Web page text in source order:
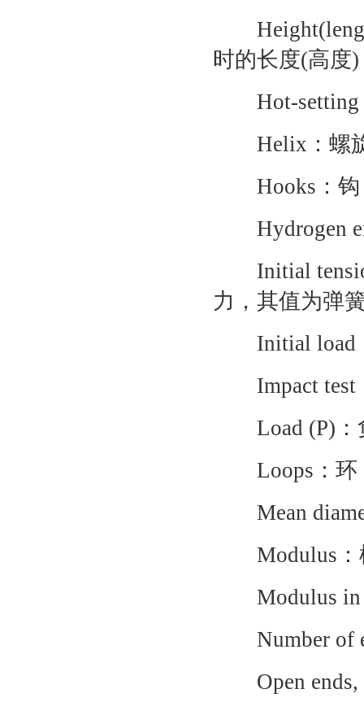
时的长度(高度)
Hot-setting
Helix：螺旋
Hooks：钩
Hydrogen
Initial
力，其值为弹
Initial load
Impact test
Load (P)：
Loops：环
Mean
Modulus：
Modulus in
Number of
Open ends,